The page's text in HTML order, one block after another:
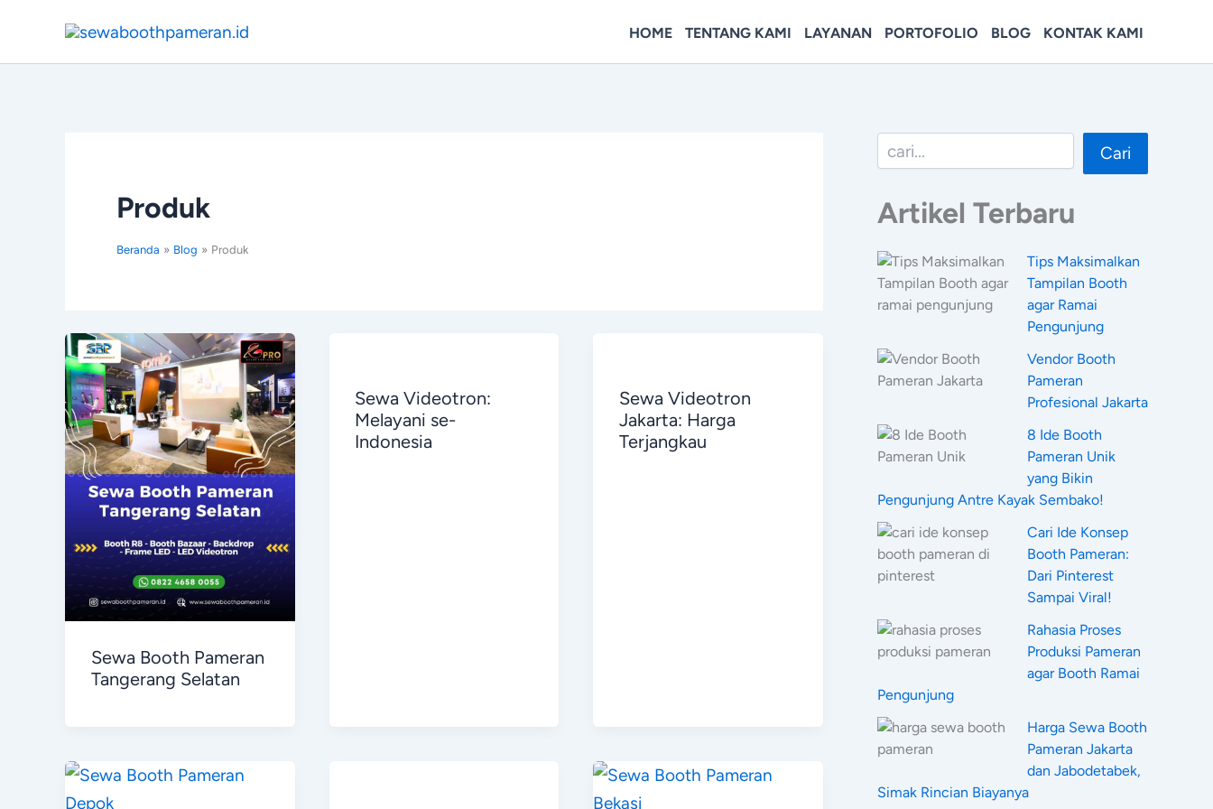
konten
HOME TENTANG KAMI LAYANAN PORTOFOLIO BLOG KONTAK KAMI
Produk
Beranda Blog Produk
Sewa Booth Pameran
Tangerang Selatan
Sewa Videotron:
Melayani se-
Indonesia
Sewa Videotron
Jakarta: Harga
Terjangkau
Cari
Cari
Artikel Terbaru
Tips Maksimalkan
Tampilan Booth
agar Ramai
Pengunjung
Vendor Booth
Pameran
Profesional Jakarta
8 Ide Booth
Pameran Unik
yang Bikin
Pengunjung Antre Kayak Sembako!
Cari Ide Konsep
Booth Pameran:
Dari Pinterest
Sampai Viral!
Rahasia Proses
Produksi Pameran
agar Booth Ramai
Pengunjung
Harga Sewa Booth
Pameran Jakarta
dan Jabodetabek,
Simak Rincian Biayanya